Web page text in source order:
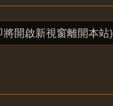
將開啟新視窗離開本站)